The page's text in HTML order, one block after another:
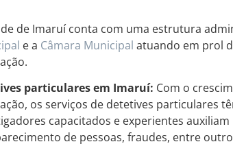
de Imaruí conta com uma estrutura
e a Câmara Municipal atuando em prol
particulares em Imaruí: Com o
os serviços de detetives particulares
capacitados e experientes
de pessoas, fraudes, entre